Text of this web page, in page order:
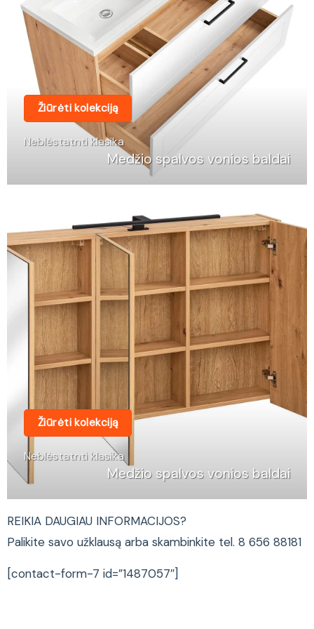
Žiūrėti kolekciją
Neblėstatnti klasika
Medžio spalvos vonios baldai
Žiūrėti kolekciją
Neblėstatnti klasika
Medžio spalvos vonios baldai
REIKIA DAUGIAU INFORMACIJOS?
Palikite savo užklausą arba skambinkite tel. 8 656 88181
[contact-form-7 id=”1487057″]